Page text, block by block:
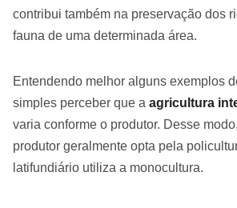
contribui também na preservação dos
fauna de uma determinada área.
Entendendo melhor alguns exemplos
simples perceber que a agricultura
varia conforme o produtor. Desse
produtor geralmente opta pela
latifundiário utiliza a monocultura.